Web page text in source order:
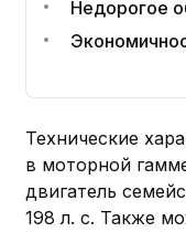
Недорогое
Технические
в моторной
двигатель
198 л. с. Также